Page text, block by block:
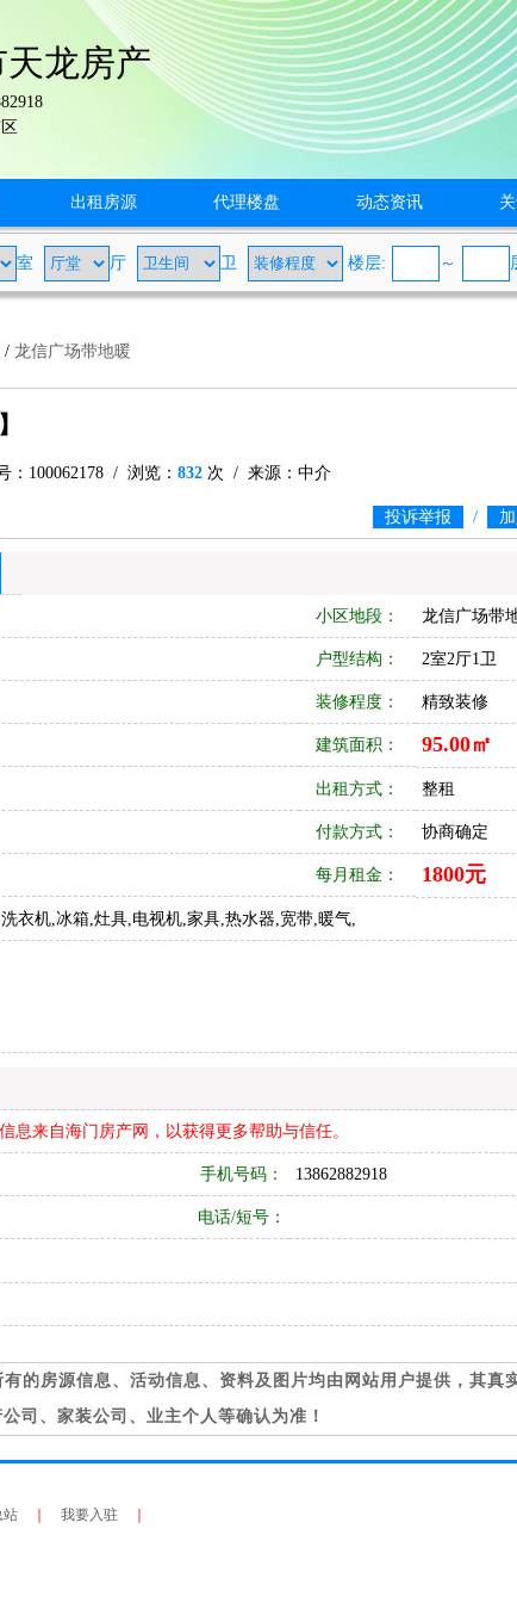
龙房产
出租房源 代理楼盘 动态资讯
室 厅 卫 楼层: ～
/ 龙信广场带地暖
：100062178 / 浏览： 832 次 / 来源：中介
投诉举报 /
小区地段： 龙信广场带
户型结构： 2室2厅1卫
装修程度： 精致装修
建筑面积： 95.00㎡
出租方式： 整租
付款方式： 协商确定
每月租金： 1800元
衣机,冰箱,灶具,电视机,家具,热水器,宽带,暖气,
息来自海门房产网，以获得更多帮助与信任。
手机号码： 13862882918
电话/短号：
的房源信息、活动信息、资料及图片均由网站用户提供，其
司、家装公司、业主个人等确认为准！
站 我要入驻